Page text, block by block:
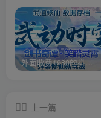
外面收费1980的抖音武动时空直播项目，无需真人出镜，实时互动直播【软件+详细教程】
上一篇